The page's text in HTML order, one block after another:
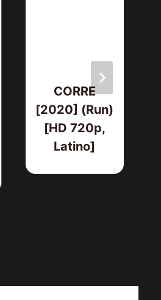
CORRE
[2020] (Run)
[HD 720p,
Latino]